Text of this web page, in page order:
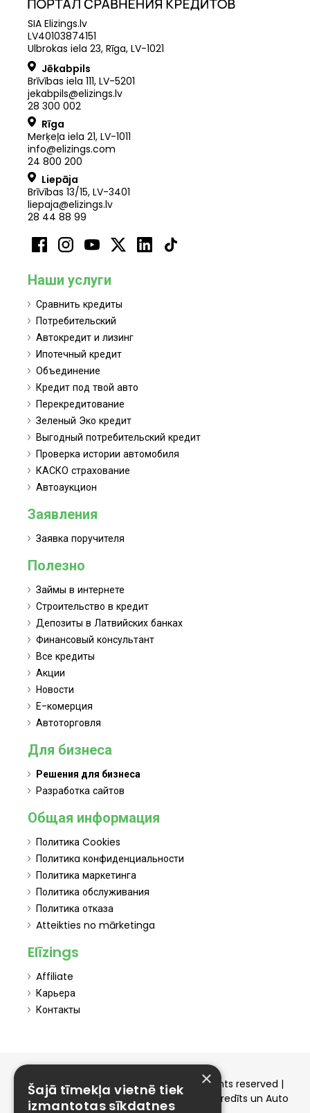
SIA Elizings.lv
LV40103874151
Ulbrokas iela 23, Rīga, LV-1021
Jēkabpils
Brīvības iela 111, LV-5201
jekabpils@elizings.lv
28 300 002
Rīga
Merķeļa iela 21, LV-1011
info@elizings.com
24 800 200
Liepāja
Brīvības 13/15, LV-3401
liepaja@elizings.lv
28 44 88 99
Наши услуги
Сравнить кредиты
Потребительский
Автокредит и лизинг
Ипотечный кредит
Объединение
Кредит под твой авто
Перекредитование
Зеленый Эко кредит
Выгодный потребительский кредит
Проверка истории автомобиля
КАСКО страхование
Автоаукцион
Заявления
Заявка поручителя
Полезно
Займы в интернете
Строительство в кредит
Депозиты в Латвийских банках
Финансовый консультант
Все кредиты
Акции
Новости
Е-комерция
Автоторговля
Для бизнеса
Решения для бизнеса
Разработка сайтов
Общая информация
Политика Cookies
Политикa конфиденциальности
Политика маркетинга
Политика обслуживания
Политика отказа
Atteikties no mārketinga
Elīzings
Affiliate
Карьера
Контакты
Copyright © 2015-2026 elizings.lv | All rights reserved |
elizings - Kredītu salīdzināšana, Patēriņa kredīts un Auto
×
Šajā tīmekļa vietnē tiek
izmantotas sīkdatnes